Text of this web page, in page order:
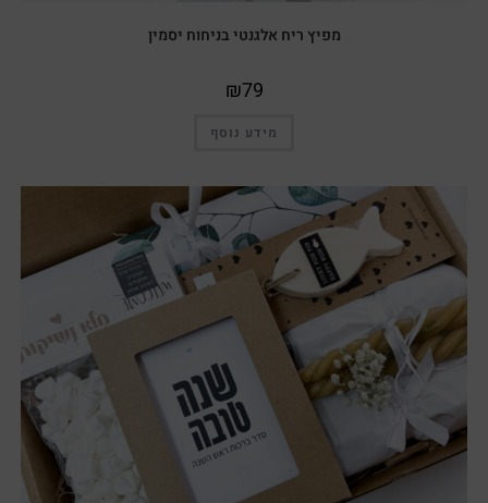
מפיץ ריח אלגנטי בניחוח יסמין
₪79
מידע נוסף